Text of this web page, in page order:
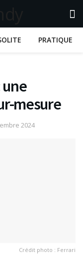
PRATIQUE
une
mesure
2024
Crédit photo : Ferrari